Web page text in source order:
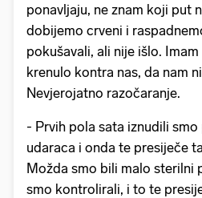
ponavljaju, ne znam koji put
dobijemo crveni i
pokušavali, ali nije išlo.
krenulo kontra nas, da nam
Nevjerojatno razočaranje.
- Prvih pola sata iznudili
udaraca i onda te presiječe
Možda smo bili malo sterilni
smo kontrolirali, i to te